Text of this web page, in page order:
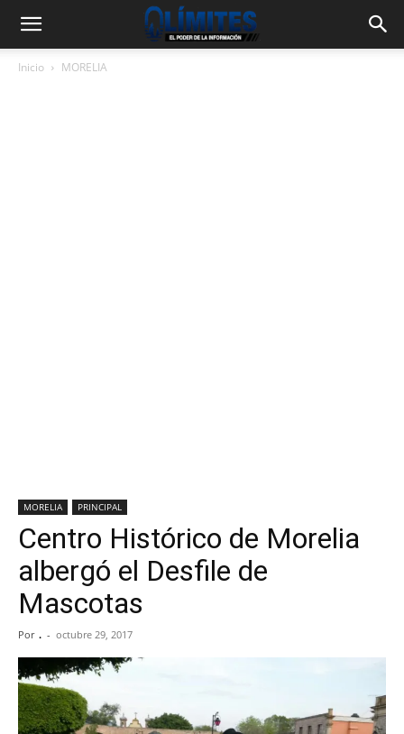
Inicio MORELIA
MORELIA PRINCIPAL
Centro Histórico de Morelia
albergó el Desfile de
Mascotas
Por . - octubre 29, 2017